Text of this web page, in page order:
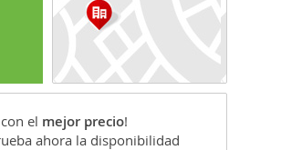
el mejor precio!
ahora la disponibilidad